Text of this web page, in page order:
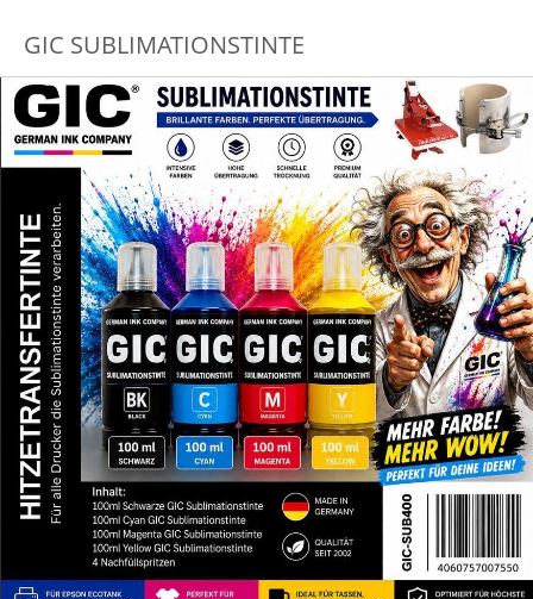
GIC SUBLIMATIONSTINTE